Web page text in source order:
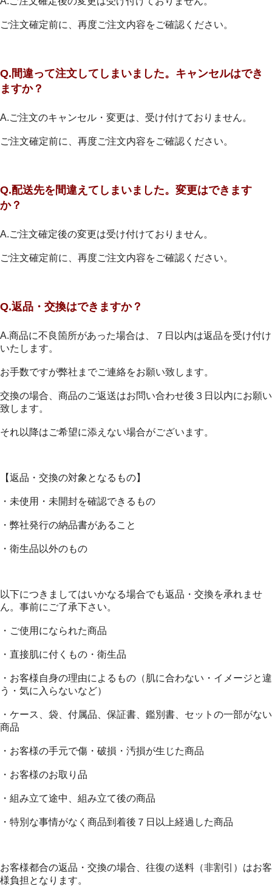
ご注文確定前に、再度ご注文内容をご確認ください。
Q.間違って注文してしまいました。キャンセルはでき
ますか？
A.ご注文のキャンセル・変更は、受け付けておりません。
ご注文確定前に、再度ご注文内容をご確認ください。
Q.配送先を間違えてしまいました。変更はできます
か？
A.ご注文確定後の変更は受け付けておりません。
ご注文確定前に、再度ご注文内容をご確認ください。
Q.返品・交換はできますか？
A.商品に不良箇所があった場合は、７日以内は返品を受け付け
いたします。
お手数ですが弊社までご連絡をお願い致します。
交換の場合、商品のご返送はお問い合わせ後３日以内にお願い
致します。
それ以降はご希望に添えない場合がございます。
【返品・交換の対象となるもの】
・未使用・未開封を確認できるもの
・弊社発行の納品書があること
・衛生品以外のもの
以下につきましてはいかなる場合でも返品・交換を承れませ
ん。事前にご了承下さい。
・ご使用になられた商品
・直接肌に付くもの・衛生品
・お客様自身の理由によるもの（肌に合わない・イメージと違
う・気に入らないなど）
・ケース、袋、付属品、保証書、鑑別書、セットの一部がない
商品
・お客様の手元で傷・破損・汚損が生じた商品
・お客様のお取り品
・組み立て途中、組み立て後の商品
・特別な事情がなく商品到着後７日以上経過した商品
お客様都合の返品・交換の場合、往復の送料（非割引）はお客
様負担となります。